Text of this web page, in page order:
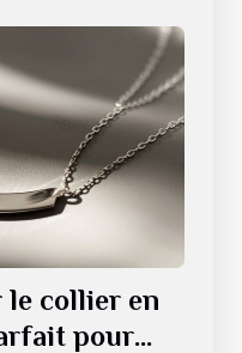
le collier en
pour